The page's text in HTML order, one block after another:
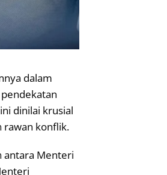
dalam
dinilai krusial
rawan konflik.
antara Menteri